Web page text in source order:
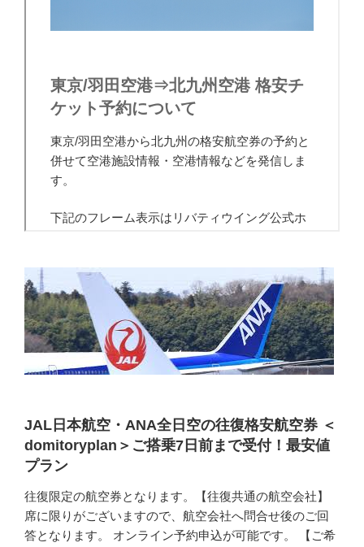
JAL日本航空・ANA全日空の往復格安航空券 ＜
domitoryplan＞ご搭乗7日前まで受付！最安値
プラン
往復限定の航空券となります。【往復共通の航空会社】
席に限りがございますので、航空会社へ問合せ後のご回
答となります。 オンライン予約申込が可能です。 【ご希